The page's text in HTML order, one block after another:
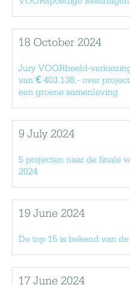
18 October 2024
Jury VOORbeeld-
van € 403.138,- over
een groene samenleving
9 July 2024
5 projecten naar de finale
2024
19 June 2024
De top 15 is bekend van
17 June 2024